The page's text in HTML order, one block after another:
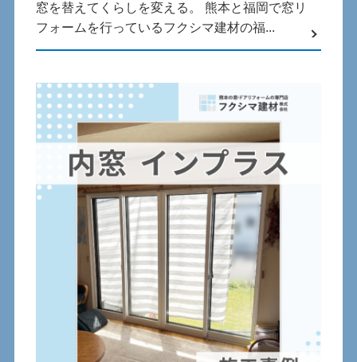
窓を替えてくらしを変える。 熊本と福岡で窓リ
フォームを行っているフクシマ建材の福...